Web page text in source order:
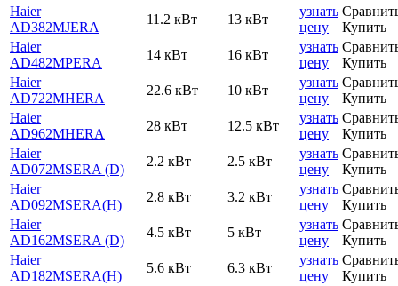
Haier
AD382MJERA
11.2 кВт 13 кВт
узнать
цену
Купить
Haier
AD482MPERA
14 кВт 16 кВт
узнать
цену
Купить
Haier
AD722MHERA
22.6 кВт 10 кВт
узнать
цену
Купить
Haier
AD962MHERA
28 кВт 12.5 кВт
узнать
цену
Купить
Haier
AD072MSERA (D)
2.2 кВт 2.5 кВт
узнать
цену
Купить
Haier
AD092MSERA(H)
2.8 кВт 3.2 кВт
узнать
цену
Купить
Haier
AD162MSERA (D)
4.5 кВт 5 кВт
узнать
цену
Купить
Haier
AD182MSERA(H)
5.6 кВт 6.3 кВт
узнать
цену
Купить